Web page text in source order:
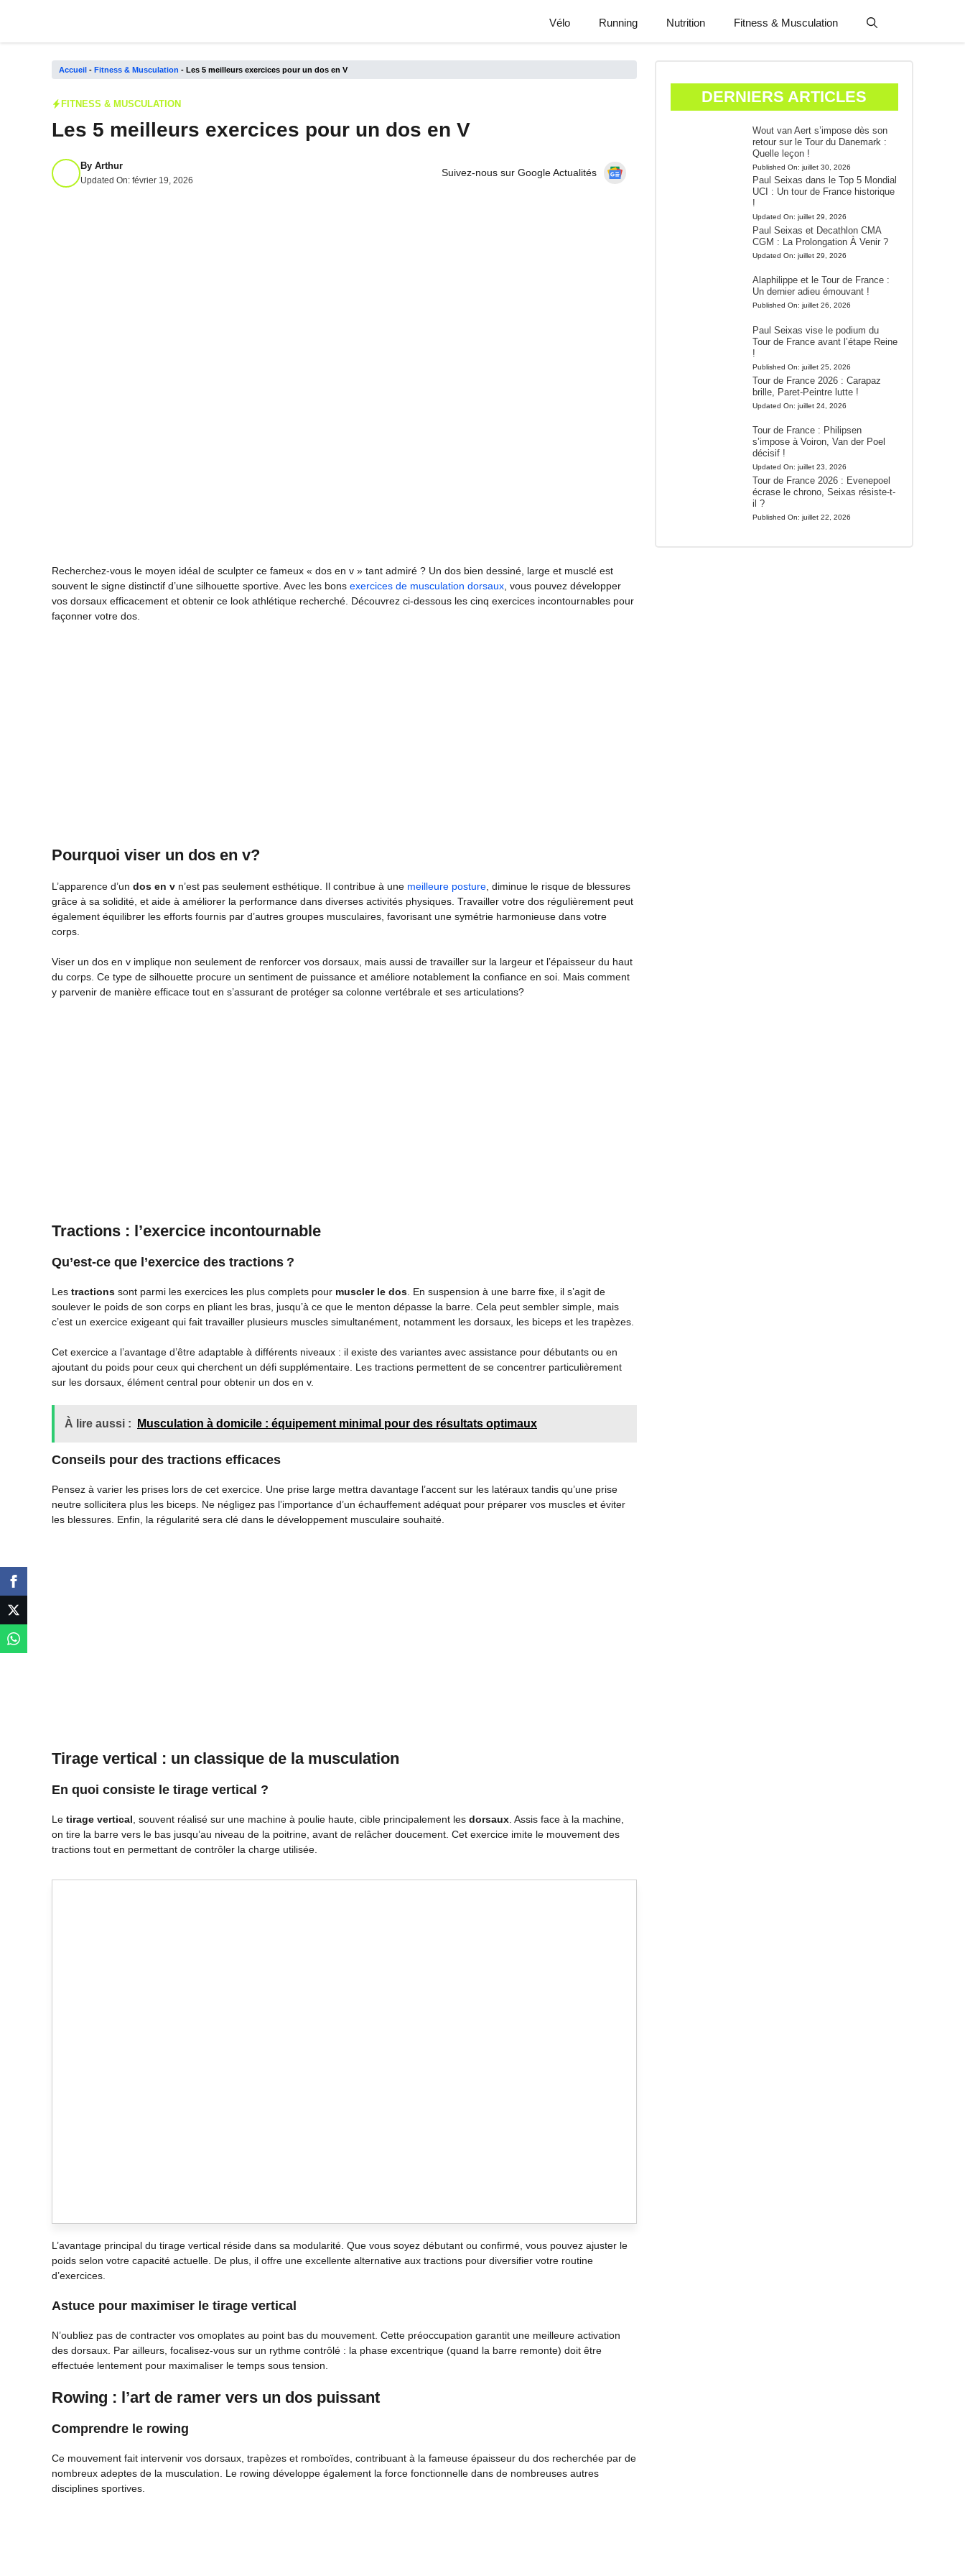
Vélo Running Nutrition Fitness & Musculation
Accueil - Fitness & Musculation - Les 5 meilleurs exercices pour un dos en V
FITNESS & MUSCULATION
Les 5 meilleurs exercices pour un dos en V
By Arthur
Updated On: février 19, 2026
Suivez-nous sur Google Actualités
Recherchez-vous le moyen idéal de sculpter ce fameux « dos en v » tant admiré ? Un dos bien dessiné, large et musclé est
souvent le signe distinctif d’une silhouette sportive. Avec les bons exercices de musculation dorsaux, vous pouvez développer
vos dorsaux efficacement et obtenir ce look athlétique recherché. Découvrez ci-dessous les cinq exercices incontournables pour
façonner votre dos.
Pourquoi viser un dos en v?
L’apparence d’un dos en v n’est pas seulement esthétique. Il contribue à une meilleure posture, diminue le risque de blessures
grâce à sa solidité, et aide à améliorer la performance dans diverses activités physiques. Travailler votre dos régulièrement peut
également équilibrer les efforts fournis par d’autres groupes musculaires, favorisant une symétrie harmonieuse dans votre
corps.
Viser un dos en v implique non seulement de renforcer vos dorsaux, mais aussi de travailler sur la largeur et l’épaisseur du haut
du corps. Ce type de silhouette procure un sentiment de puissance et améliore notablement la confiance en soi. Mais comment
y parvenir de manière efficace tout en s’assurant de protéger sa colonne vertébrale et ses articulations?
Tractions : l’exercice incontournable
Qu’est-ce que l’exercice des tractions ?
Les tractions sont parmi les exercices les plus complets pour muscler le dos. En suspension à une barre fixe, il s’agit de
soulever le poids de son corps en pliant les bras, jusqu’à ce que le menton dépasse la barre. Cela peut sembler simple, mais
c’est un exercice exigeant qui fait travailler plusieurs muscles simultanément, notamment les dorsaux, les biceps et les trapèzes.
Cet exercice a l’avantage d’être adaptable à différents niveaux : il existe des variantes avec assistance pour débutants ou en
ajoutant du poids pour ceux qui cherchent un défi supplémentaire. Les tractions permettent de se concentrer particulièrement
sur les dorsaux, élément central pour obtenir un dos en v.
À lire aussi : Musculation à domicile : équipement minimal pour des résultats optimaux
Conseils pour des tractions efficaces
Pensez à varier les prises lors de cet exercice. Une prise large mettra davantage l’accent sur les latéraux tandis qu’une prise
neutre sollicitera plus les biceps. Ne négligez pas l’importance d’un échauffement adéquat pour préparer vos muscles et éviter
les blessures. Enfin, la régularité sera clé dans le développement musculaire souhaité.
Tirage vertical : un classique de la musculation
En quoi consiste le tirage vertical ?
Le tirage vertical, souvent réalisé sur une machine à poulie haute, cible principalement les dorsaux. Assis face à la machine,
on tire la barre vers le bas jusqu’au niveau de la poitrine, avant de relâcher doucement. Cet exercice imite le mouvement des
tractions tout en permettant de contrôler la charge utilisée.
L’avantage principal du tirage vertical réside dans sa modularité. Que vous soyez débutant ou confirmé, vous pouvez ajuster le
poids selon votre capacité actuelle. De plus, il offre une excellente alternative aux tractions pour diversifier votre routine
d’exercices.
Astuce pour maximiser le tirage vertical
N’oubliez pas de contracter vos omoplates au point bas du mouvement. Cette préoccupation garantit une meilleure activation
des dorsaux. Par ailleurs, focalisez-vous sur un rythme contrôlé : la phase excentrique (quand la barre remonte) doit être
effectuée lentement pour maximaliser le temps sous tension.
Rowing : l’art de ramer vers un dos puissant
Comprendre le rowing
Ce mouvement fait intervenir vos dorsaux, trapèzes et romboïdes, contribuant à la fameuse épaisseur du dos recherchée par de
nombreux adeptes de la musculation. Le rowing développe également la force fonctionnelle dans de nombreuses autres
disciplines sportives.
DERNIERS ARTICLES
Wout van Aert s’impose dès son
retour sur le Tour du Danemark :
Quelle leçon !
Published On: juillet 30, 2026
Paul Seixas dans le Top 5 Mondial
UCI : Un tour de France historique
!
Updated On: juillet 29, 2026
Paul Seixas et Decathlon CMA
CGM : La Prolongation À Venir ?
Updated On: juillet 29, 2026
Alaphilippe et le Tour de France :
Un dernier adieu émouvant !
Published On: juillet 26, 2026
Paul Seixas vise le podium du
Tour de France avant l’étape Reine
!
Published On: juillet 25, 2026
Tour de France 2026 : Carapaz
brille, Paret-Peintre lutte !
Updated On: juillet 24, 2026
Tour de France : Philipsen
s’impose à Voiron, Van der Poel
décisif !
Updated On: juillet 23, 2026
Tour de France 2026 : Evenepoel
écrase le chrono, Seixas résiste-t-
il ?
Published On: juillet 22, 2026